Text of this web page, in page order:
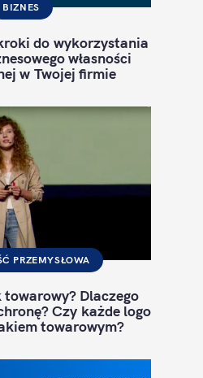
BIZNES
do wykorzystania
własności
w Twojej firmie
PRZEMYSŁOWA
towarowy? Dlaczego
Czy każde logo
towarowym?